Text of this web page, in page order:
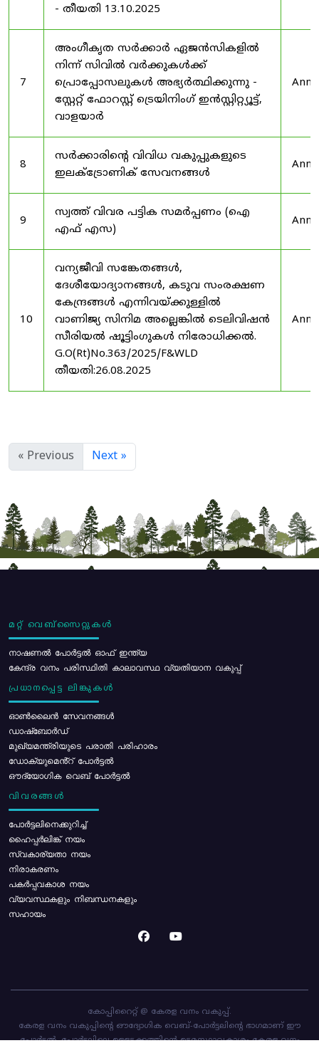
- തീയതി 13.10.2025
7
അംഗീകൃത സർക്കാർ ഏജൻസികളിൽ
നിന്ന് സിവിൽ വർക്കുകൾക്ക്
പ്രൊപ്പോസലുകൾ അഭ്യർത്ഥിക്കുന്നു -
സ്റ്റേറ്റ് ഫോറസ്റ്റ് ട്രെയിനിംഗ് ഇൻസ്റ്റിറ്റ്യൂട്ട്,
വാളയാർ
8
സർക്കാരിന്റെ വിവിധ വകുപ്പുകളുടെ
ഇലക്ട്രോണിക് സേവനങ്ങൾ
9
സ്വത്ത് വിവര പട്ടിക സമർപ്പണം (ഐ
എഫ് എസ)
10
വന്യജീവി സങ്കേതങ്ങൾ,
ദേശീയോദ്യാനങ്ങൾ, കടുവ സംരക്ഷണ
കേന്ദ്രങ്ങൾ എന്നിവയ്ക്കുള്ളിൽ
വാണിജ്യ സിനിമ അല്ലെങ്കിൽ ടെലിവിഷൻ
സീരിയൽ ഷൂട്ടിംഗുകൾ നിരോധിക്കൽ.
G.O(Rt)No.363/2025/F&WLD
തീയതി:26.08.2025
« Previous Next »
മറ്റ് വെബ്സൈറ്റുകൾ
നാഷണൽ പോർട്ടൽ ഓഫ് ഇന്ത്യ
കേന്ദ്ര വനം പരിസ്ഥിതി കാലാവസ്ഥ വ്യതിയാന വകുപ്പ്
പ്രധാനപ്പെട്ട ലിങ്കുകൾ
ഓൺലൈൻ സേവനങ്ങൾ
ഡാഷ്ബോർഡ്
മുഖ്യമന്ത്രിയുടെ പരാതി പരിഹാരം
ഡോക്യുമെൻ്റ് പോർട്ടൽ
ഔദ്യോഗിക വെബ് പോർട്ടൽ
വിവരങ്ങൾ
പോര്‍ട്ടലിനെക്കുറിച്ച്
ഹൈപ്പർലിങ്ക് നയം
സ്വകാര്യതാ നയം
നിരാകരണം
പകർപ്പവകാശ നയം
വ്യവസ്ഥകളും നിബന്ധനകളും
സഹായം
കോപ്പിറൈറ്റ് @ കേരള വനം വകുപ്പ്.
കേരള വനം വകുപ്പിന്റെ ഔദ്യോഗിക വെബ്-പോർട്ടലിന്റെ ഭാഗമാണ് ഈ
പോർട്ടൽ. പോർട്ടലിലെ ഉള്ളടക്കത്തിന്റെ ഉടമസ്ഥാവകാശം കേരള വനം